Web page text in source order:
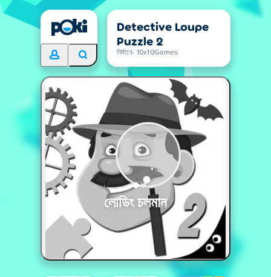
Detective Loupe
Puzzle 2
নির্মানে- 10x10Games
লোডিং চলমান